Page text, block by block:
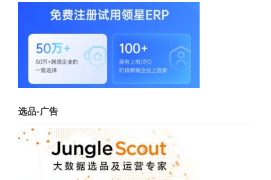
选品-广告